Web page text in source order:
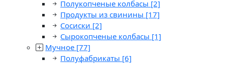
Полукопченые колбасы [2]
Продукты из свинины [17]
Сосиски [2]
Сырокопченые колбасы [1]
Мучное [77]
Полуфабрикаты [6]